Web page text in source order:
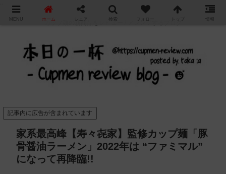
カップ麺の新商品をレビュー / アレンジするブログ
記事内に広告が含まれています
家系最高峰【寿々㐂家】監修カップ麺「豚
骨醤油ラーメン」2022年は “ファミマル”
になって再降臨!!
MENU ホーム シェア 検索 フォロー トップ 情報